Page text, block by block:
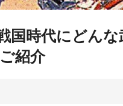
国時代にどんな
紹介